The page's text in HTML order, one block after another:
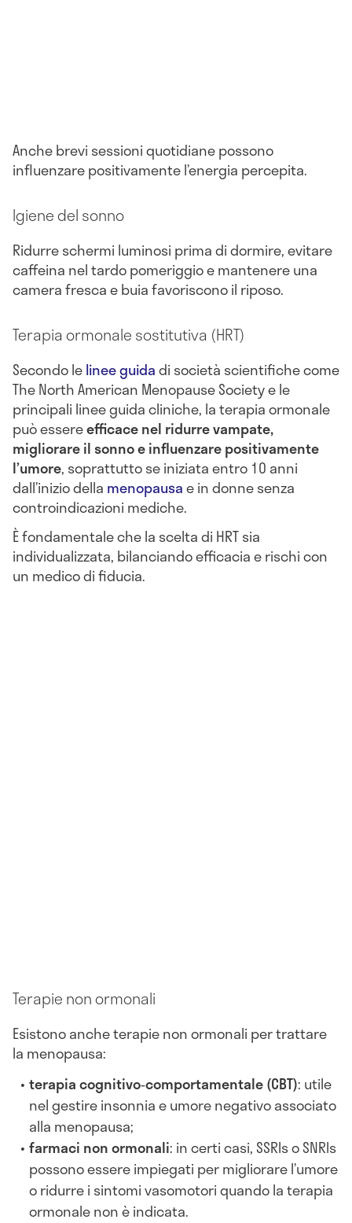
Anche brevi sessioni quotidiane possono
influenzare positivamente l’energia percepita.
Igiene del sonno
Ridurre schermi luminosi prima di dormire, evitare
caffeina nel tardo pomeriggio e mantenere una
camera fresca e buia favoriscono il riposo.
Terapia ormonale sostitutiva (HRT)
Secondo lelinee guidadi società scientifiche come
The North American Menopause Society e le
principali linee guida cliniche, la terapia ormonale
può essereefficace nel ridurre vampate,
migliorare il sonno e influenzare positivamente
l’umore, soprattutto se iniziata entro 10 anni
dall’inizio della menopausae in donne senza
controindicazioni mediche.
È fondamentale che la scelta di HRT sia
individualizzata, bilanciando efficacia e rischi con
un medico di fiducia.
Terapie non ormonali
Esistono anche terapie non ormonali per trattare
la menopausa:
terapia cognitivo‑comportamentale (CBT): utile
nel gestire insonnia e umore negativo associato
alla menopausa;
farmaci non ormonali: in certi casi, SSRIs o SNRIs
possono essere impiegati per migliorare l’umore
o ridurre i sintomi vasomotori quando la terapia
ormonale non è indicata.